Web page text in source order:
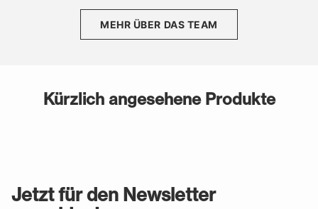
MEHR ÜBER DAS TEAM
Kürzlich angesehene Produkte
Jetzt für den Newsletter